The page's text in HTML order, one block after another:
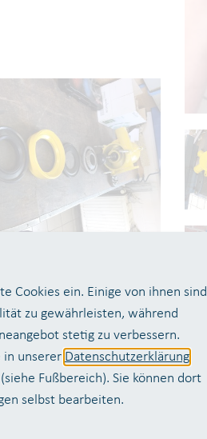
Cookies ein. Einige von ihnen sind
zu gewährleisten, während
stetig zu verbessern.
in unserer Datenschutzerklärung
(siehe Fußbereich). Sie können dort
selbst bearbeiten.